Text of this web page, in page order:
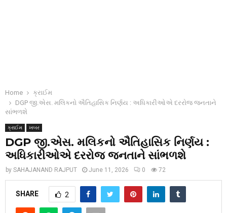
Home
ક્રાઈમ
DGP જી.એસ. મલિકનો ઐતિહાસિક નિર્ણય : અધિકારીઓએ દરરોજ જનતાને
સાંભળશે
ક્રાઈમ ખબર
DGP જી.એસ. મલિકનો ઐતિહાસિક નિર્ણય :
અધિકારીઓએ દરરોજ જનતાને સાંભળશે
by SAHAJANAND RAJPUT June 11, 2026 0 72
SHARE 2